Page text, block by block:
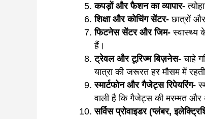
कपड़ों और फैशन का व्यापार-
शिक्षा और कोचिंग सेंटर- छात्रों
फिटनेस सेंटर और जिम- स्वास्थ्य
हैं।
ट्रेवल और टूरिज्म बिज़नेस- चाहे
यात्रा की जरूरत हर मौसम में
स्मार्टफोन और गैजेट्स रिपेयरिंग-
वाली है कि गैजेट्स की मरम्मत और
सर्विस प्रोवाइडर (प्लंबर,